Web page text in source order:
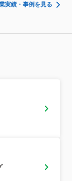
実績・事例を見る